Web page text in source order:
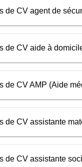
de CV agent de
de CV aide à
de CV AMP (Aide
de CV assistante
de CV assistante